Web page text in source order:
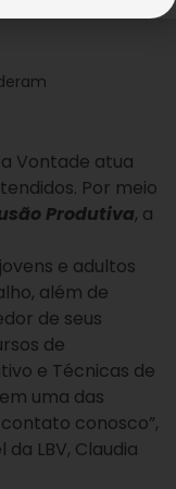
Vontade atua
Por meio
Produtiva, a
e adultos
além de
de seus
de
e Técnicas de
uma das
conosco”,
LBV, Claudia